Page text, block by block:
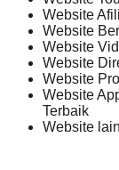
Website
Website
Website
Website
Website
Website
Terbaik
Website